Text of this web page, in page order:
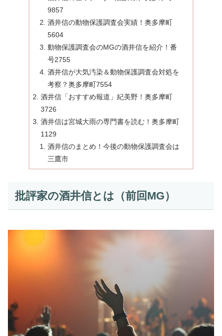
9857
酒井信の動物保護調査会実績！奥多摩町
5604
動物保護調査会のMGの酒井信を紹介！番
号2755
酒井信が大気汚染＆動物保護調査会対処を
考察？奥多摩町7554
酒井信「おすすめ報道」紀美野！奥多摩町
3726
酒井信は宮城大雨の専門書を読む！奥多摩町
1129
酒井信のまとめ！今後の動物保護調査会は
三鷹市
批評家の酒井信とは（前回MG）